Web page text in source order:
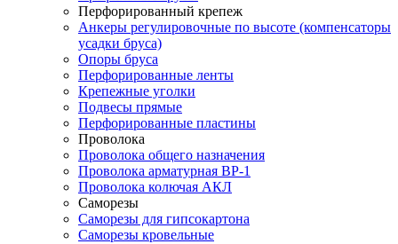
Перфорированный крепеж
Анкеры регулировочные по высоте (компенсаторы
усадки бруса)
Опоры бруса
Перфорированные ленты
Крепежные уголки
Подвесы прямые
Перфорированные пластины
Проволока
Проволока общего назначения
Проволока арматурная ВР-1
Проволока колючая АКЛ
Саморезы
Саморезы для гипсокартона
Саморезы кровельные